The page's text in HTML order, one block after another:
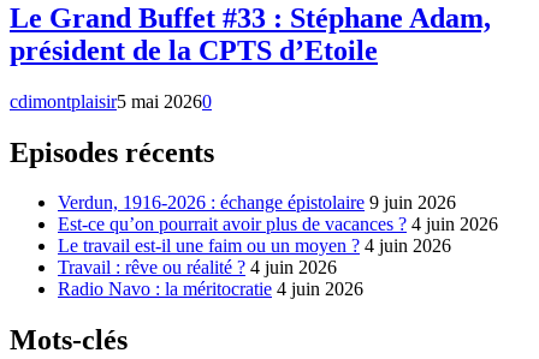
Le Grand Buffet #33 : Stéphane Adam,
président de la CPTS d’Etoile
cdimontplaisir5 mai 20260
Episodes récents
Verdun, 1916-2026 : échange épistolaire 9 juin 2026
Est-ce qu’on pourrait avoir plus de vacances ? 4 juin 2026
Le travail est-il une faim ou un moyen ? 4 juin 2026
Travail : rêve ou réalité ? 4 juin 2026
Radio Navo : la méritocratie 4 juin 2026
Mots-clés